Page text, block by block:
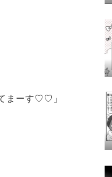
てまーす♡♡」